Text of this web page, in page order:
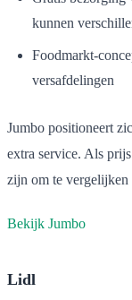
kunnen
Foodmarkt-
versafdelingen
Jumbo positioneert
extra service. Als
zijn om te
Bekijk Jumbo
Lidl